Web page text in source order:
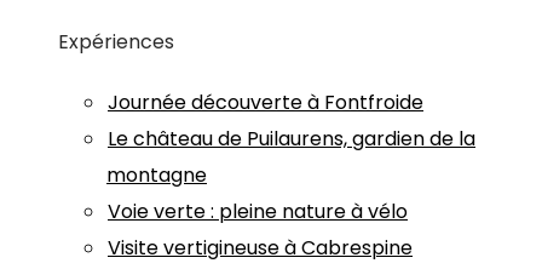
Expériences
Journée découverte à Fontfroide
Le château de Puilaurens, gardien de la
montagne
Voie verte : pleine nature à vélo
Visite vertigineuse à Cabrespine